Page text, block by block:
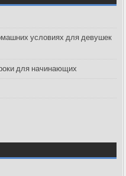
условиях для девушек
для начинающих